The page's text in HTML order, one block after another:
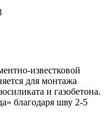
известковой
для монтажа
и газобетона.
благодаря шву 2-5